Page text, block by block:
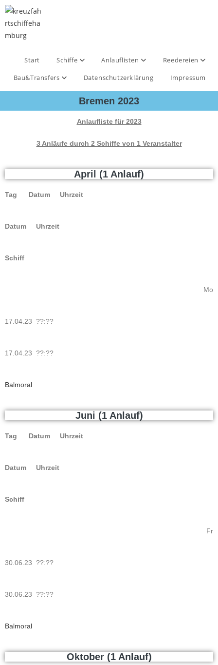
Start Schiffe Anlauflisten
Reedereien
Bau&Transfers
Datenschutzerklärung Impressum
Bremen 2023
Anlaufliste für 2023
3 Anläufe durch 2 Schiffe von 1 Veranstalter
April (1 Anlauf)
Tag Datum Uhrzeit
Datum Uhrzeit
Schiff
Mo
17.04.23 ??:??
17.04.23 ??:??
Balmoral
Juni (1 Anlauf)
Tag Datum Uhrzeit
Datum Uhrzeit
Schiff
Fr
30.06.23 ??:??
30.06.23 ??:??
Balmoral
Oktober (1 Anlauf)